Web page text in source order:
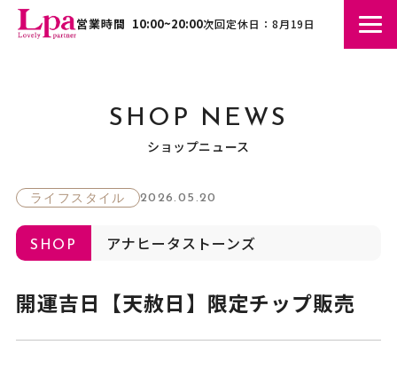
営業時間 10:00~20:00次回定休日：8月19日
SHOP NEWS
ショップニュース
ライフスタイル 2026.05.20
SHOP アナヒータストーンズ
開運吉日【天赦日】限定チップ販売